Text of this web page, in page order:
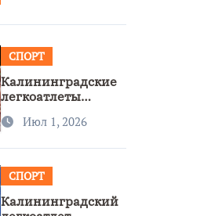
СПОРТ
Калининградские
легкоатлеты
бронзы на
Июл 1, 2026
СПОРТ
Калининградский